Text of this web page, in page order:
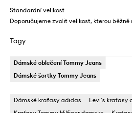
Standardní velikost
Doporučujeme zvolit velikost, kterou běžně
Tagy
Dámské oblečení Tommy Jeans
Dámské šortky Tommy Jeans
Dámské kraťasy adidas
Levi's kraťasy